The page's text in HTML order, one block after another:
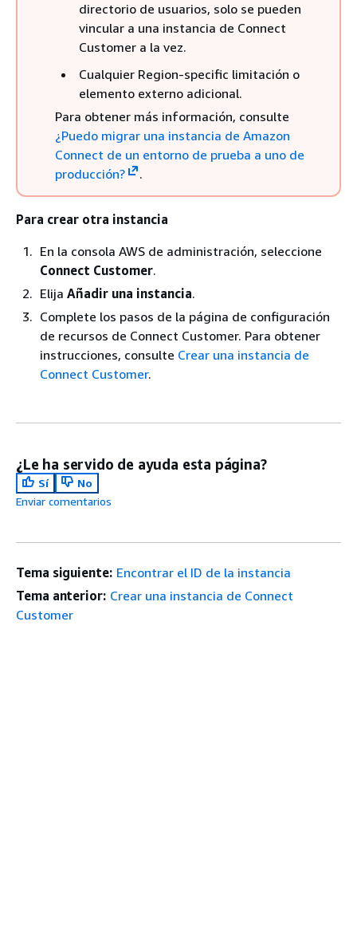
directorio de usuarios, solo se pueden
vincular a una instancia de Connect
Customer a la vez.
Cualquier Region-specific limitación o
elemento externo adicional.
Para obtener más información, consulte
¿Puedo migrar una instancia de Amazon
Connect de un entorno de prueba a uno de
producción?
.
Para crear otra instancia
En la consola AWS de administración, seleccione
Connect Customer.
Elija Añadir una instancia.
Complete los pasos de la página de configuración
de recursos de Connect Customer. Para obtener
instrucciones, consulte Crear una instancia de
Connect Customer.
¿Le ha servido de ayuda esta página?
Sí
No
Enviar comentarios
Tema siguiente: Encontrar el ID de la instancia
Tema anterior: Crear una instancia de Connect
Customer